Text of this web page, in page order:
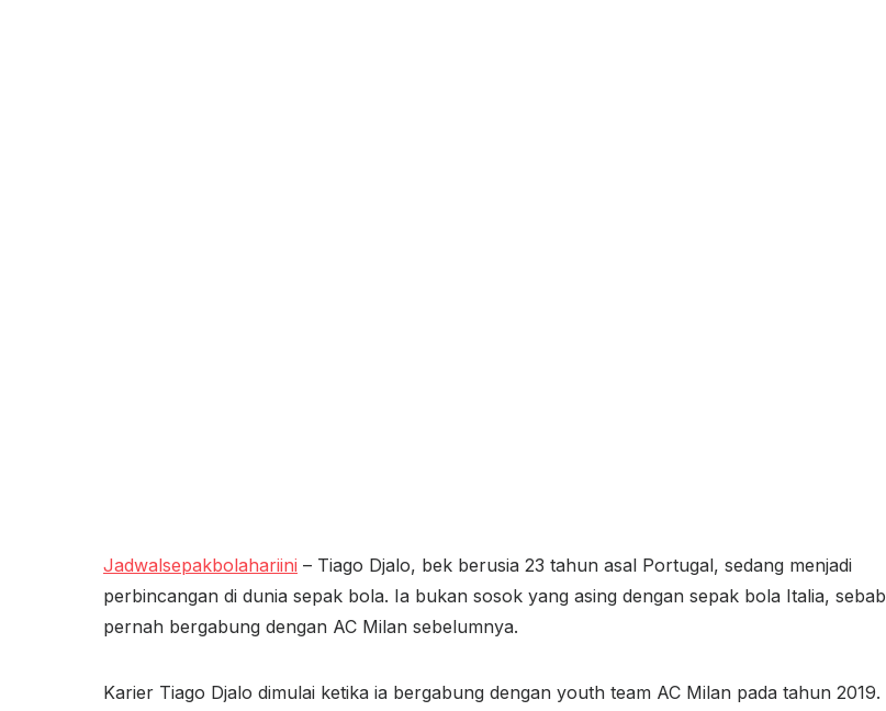
Jadwalsepakbolahariini – Tiago Djalo, bek berusia 23 tahun asal Portugal, sedang menjadi
perbincangan di dunia sepak bola. Ia bukan sosok yang asing dengan sepak bola Italia, sebab
pernah bergabung dengan AC Milan sebelumnya.
Karier Tiago Djalo dimulai ketika ia bergabung dengan youth team AC Milan pada tahun 2019.